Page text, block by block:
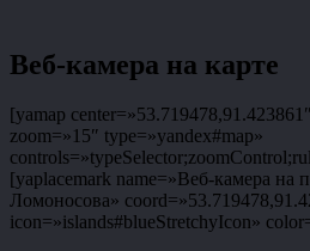
Веб-камера на карте
[yamap
zoom=»15″ type=»yandex#map»
[yaplacemark name=»Веб-камера на
Ломоносова»
icon=»islands#blueStretchyIcon»